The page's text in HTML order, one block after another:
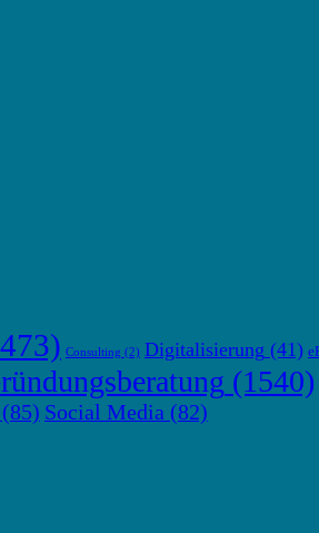
Consulting (2) Digitalisierung (41)
(1540)
(85) Social Media (82)